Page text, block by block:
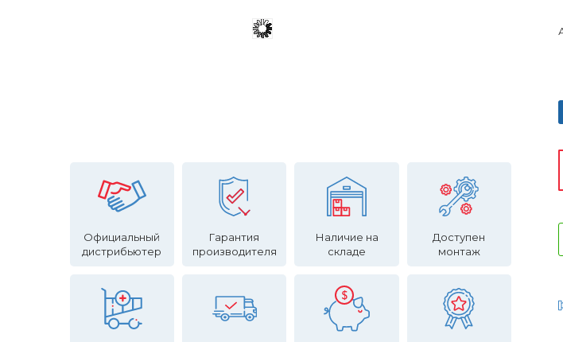
Официальный
дистрибьютер
Гарантия
производителя
Наличие на
складе
Доступен
монтаж